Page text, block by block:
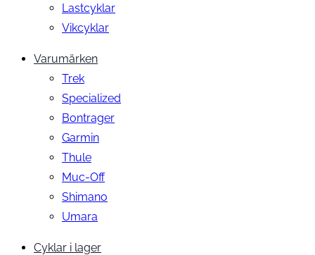
Lastcyklar
Vikcyklar
Varumärken
Trek
Specialized
Bontrager
Garmin
Thule
Muc-Off
Shimano
Umara
Cyklar i lager